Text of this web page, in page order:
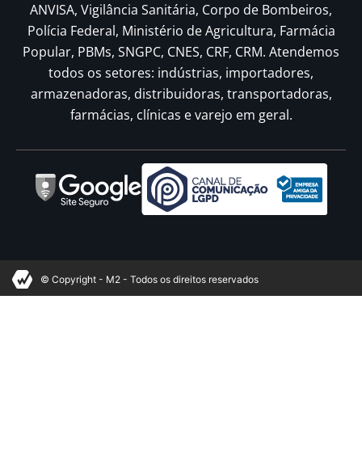
ANVISA, Vigilância Sanitária, Corpo de Bombeiros,
Polícia Federal, Ministério de Agricultura, Farmácia
Popular, PBMs, SNGPC, CNES, CRF, CRM. Atendemos
todos os setores: indústrias, importadores,
armazenadoras, distribuidoras, transportadoras,
farmácias, clínicas e varejo em geral.
© Copyright - M2 - Todos os direitos reservados